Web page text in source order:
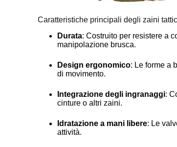
Caratteristiche principali degli zaini
Durata: Costruito per resistere a
manipolazione brusca.
Design ergonomico: Le forme a
di movimento.
Integrazione degli ingranaggi:
cinture o altri zaini.
Idratazione a mani libere: Le
attività.